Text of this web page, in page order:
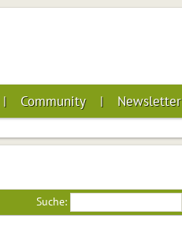
Community Newsletter
Suche: